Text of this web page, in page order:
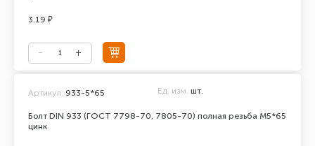
3.19 ₽
Болт DIN 933 (ГОСТ 7798-70, 7805-70) полная резьба М5*65
цинк
Артикул: 933-5*65 Ед. изм. шт.